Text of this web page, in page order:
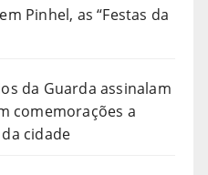
Pinhel, as “Festas da
da Guarda assinalam
comemorações a
cidade